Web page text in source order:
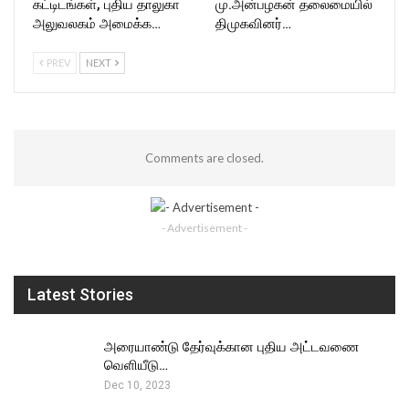
கட்டிடங்கள், புதிய தாலுகா
அலுவலகம் அமைக்க…
மு.அன்பழகன் தலைமையில்
திமுகவினர்…
PREV NEXT
Comments are closed.
- Advertisement -
Latest Stories
அரையாண்டு தேர்வுக்கான புதிய அட்டவணை
வெளியீடு…
Dec 10, 2023